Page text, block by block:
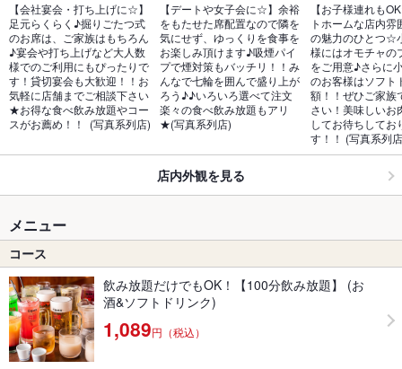
【会社宴会・打ち上げに☆】
足元らくらく♪掘りごたつ式
のお席は、ご家族はもちろん
♪宴会や打ち上げなど大人数
様でのご利用にもぴったりで
す！貸切宴会も大歓迎！！お
気軽に店舗までご相談下さい
★お得な食べ飲み放題やコー
スがお薦め！！  (写真系列店)
【デートや女子会に☆】余裕
をもたせた席配置なので隣を
気にせず、ゆっくりを食事を
お楽しみ頂けます♪吸煙パイ
プで煙対策もバッチリ！！み
んなで七輪を囲んで盛り上が
ろう♪♪いろいろ選べて注文
楽々の食べ飲み放題もアリ
★(写真系列店)
【お子様連れも
トホームな店内雰
の魅力のひとつ☆
様にはオモチャの
をご用意♪さらに
のお客様はソフト
額！！ぜひご家族
さい！美味しいお
してお待ちしてお
す！！ (写真系列
店内外観を見る
メニュー
コース
飲み放題だけでもOK！【100分飲み放題】 (お
酒&ソフトドリンク)
1,089円（税込）